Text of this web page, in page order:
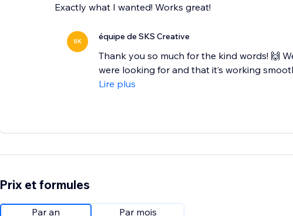
Exactly what I wanted! Works great!
SK équipe de SKS Creative
Thank you so much for the kind words! 🙌
were looking for and that it’s working
Lire plus
Prix et formules
Par an Par mois